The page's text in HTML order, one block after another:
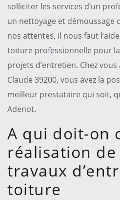
solliciter les services d’un
un nettoyage et démoussage
nos attentes, il nous faut
toiture professionnelle pour
projets d’entretien. Chez vous
Claude 39200, vous avez la
meilleur prestataire qui soit,
Adenot.
A qui doit-on
réalisation de
travaux
toiture